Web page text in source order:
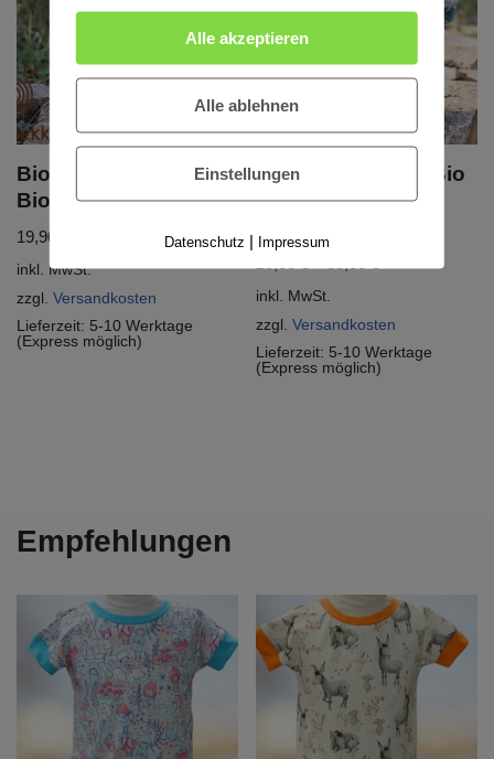
Bio Mitwachshose,
BioJersey „Donkeys“
19,90
inkl. MwSt.
zzgl. Versandkosten
Lieferzeit: 5-10 Werktage
(Express möglich)
Set Bio Beanie & Bio
Loop, BioJersey
inkl. MwSt.
zzgl.Versandkosten
Lieferzeit: 5-10 Werktage
(Express möglich)
Empfehlungen
Alle akzeptieren
Alle ablehnen
Einstellungen
Datenschutz | Impressum